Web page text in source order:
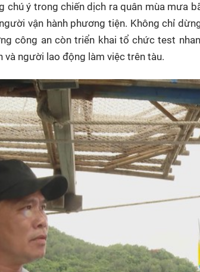
chú ý trong chiến dịch ra quân mùa mưa
vận hành phương tiện. Không chỉ
công an còn triển khai tổ chức test
và người lao động làm việc trên tàu.